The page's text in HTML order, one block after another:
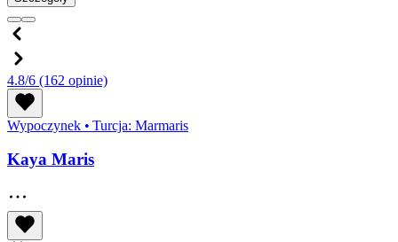
4.8/6 (162 opinie)
Wypoczynek • Turcja: Marmaris
Kaya Maris